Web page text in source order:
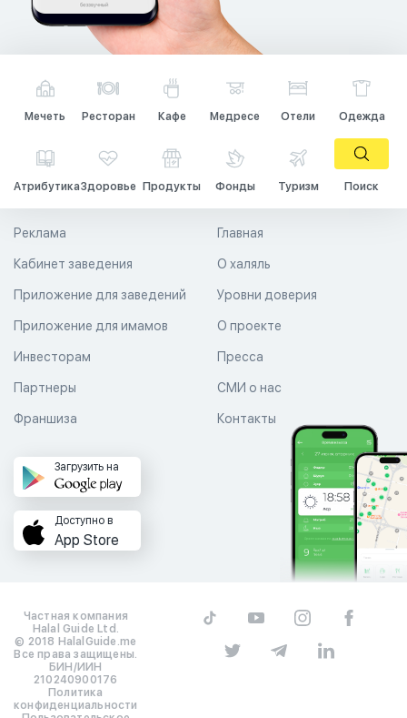
Мечеть Ресторан Кафе Медресе Отели Одежда
АтрибутикаЗдоровье Продукты Фонды Туризм Поиск
Главная
О халяль
Уровни доверия
Реклама
Кабинет заведения
Приложение для заведений
Приложение для имамов О проекте
Пресса
СМИ о нас
Контакты
Инвесторам
Партнеры
Франшиза
Загрузить на
Доступно в
App Store
Частная компания
Halal Guide Ltd.
© 2018 HalalGuide.me
Все права защищены.
БИН/ИИН
210240900176
Политика
конфиденциальности